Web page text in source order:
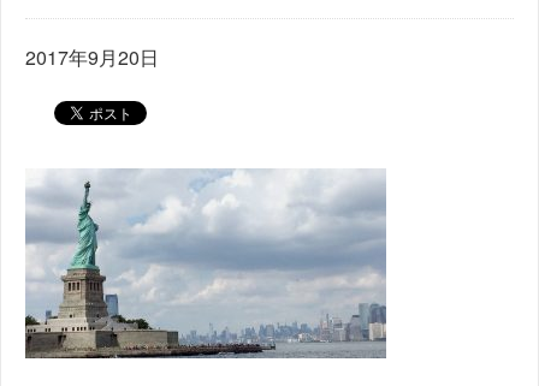
2017年9月20日